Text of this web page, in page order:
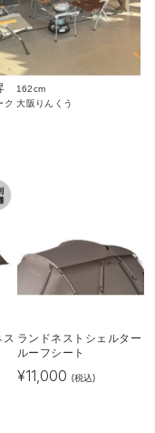
162cm
ク 大阪りんくう
ス ランドネストシェルター
ルーフシート
¥11,000 (税込)